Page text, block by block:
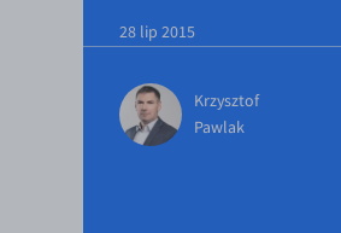
28 lip 2015
Krzysztof
Pawlak